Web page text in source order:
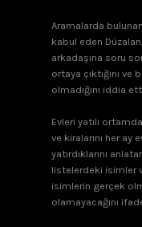
Aramalarda
kabul eden
arkadaşına soru
ortaya çıktığını
olmadığını iddia
Evleri yatılı
ve kiralarını her ay
yatırdıklarını
listelerdeki isimler
isimlerin gerçek
olamayacağını